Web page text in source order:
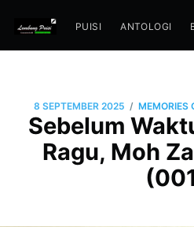
PUISI ANTOLOGI
8 SEPTEMBER 2025 / MEMORIES
Sebelum
Ragu, Moh